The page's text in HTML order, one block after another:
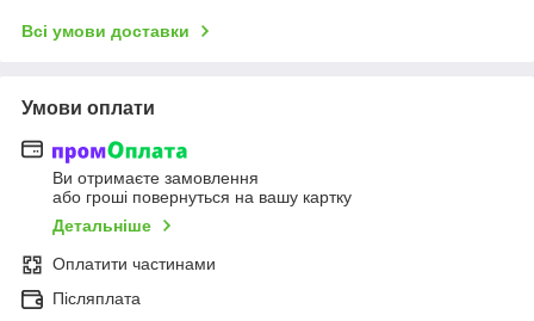
Всі умови доставки
Умови оплати
Ви отримаєте замовлення
або гроші повернуться на вашу картку
Детальніше
Оплатити частинами
Післяплата